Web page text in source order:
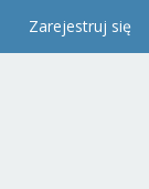
Zarejestruj się